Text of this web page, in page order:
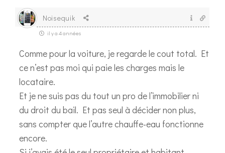
Noisequik
il y a 4 années
Comme pour la voiture, je regarde le cout total. Et
ce n’est pas moi qui paie les charges mais le
locataire.
Et je ne suis pas du tout un pro de l’immobilier ni
du droit du bail. Et pas seul à décider non plus,
sans compter que l’autre chauffe-eau fonctionne
encore.